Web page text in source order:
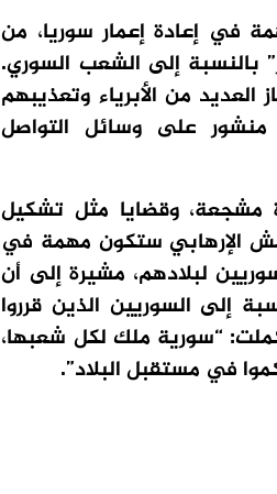
في إعادة إعمار سوريا، من
بالنسبة إلى الشعب السوري.
من الأبرياء وتعذيبهم
يُسجنون لمدة 14 عاماً، بسبب منشور على وسائل التواصل
مشجعة، وقضايا مثل تشكيل
الإرهابي ستكون مهمة في
لبلادهم، مشيرة إلى أن
إلى السوريين الذين قرروا
“سورية ملك لكل شعبها،
في مستقبل البلاد”.